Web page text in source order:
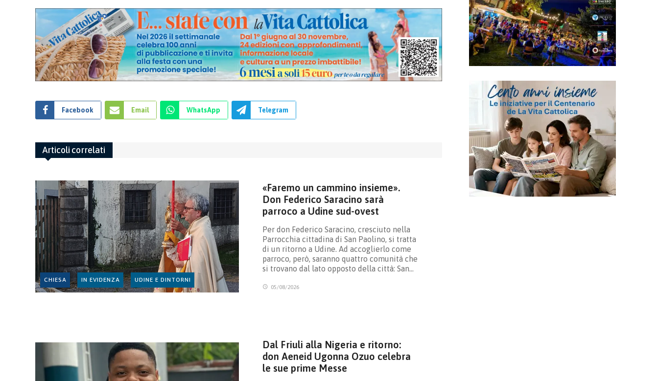
Facebook Email WhatsApp Telegram
Articoli correlati
CHIESA IN EVIDENZA UDINE E DINTORNI
«Faremo un cammino insieme».
Don Federico Saracino sarà
parroco a Udine sud-ovest
Per don Federico Saracino, cresciuto nella
Parrocchia cittadina di San Paolino, si tratta
di un ritorno a Udine. Ad accoglierlo come
parroco, però, saranno quattro comunità che
si trovano dal lato opposto della città: San…
05/08/2026
Dal Friuli alla Nigeria e ritorno:
don Aeneid Ugonna Ozuo celebra
le sue prime Messe